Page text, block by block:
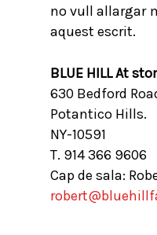
no vull allargar
aquest escrit.
BLUE HILL At
630 Bedford
Potantico Hills.
NY-10591
T. 914 366 9606
Cap de sala: